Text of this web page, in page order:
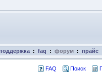
: faq : форум : прайс
FAQ Поиск